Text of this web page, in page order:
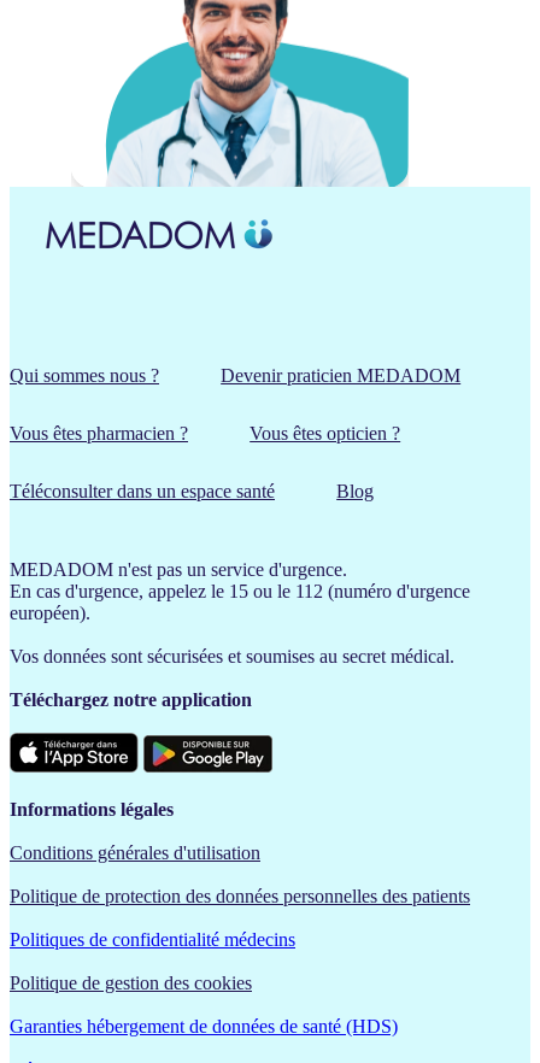
Qui sommes nous ? Devenir praticien MEDADOM
Vous êtes pharmacien ? Vous êtes opticien ?
Téléconsulter dans un espace santé Blog
MEDADOM n'est pas un service d'urgence.
En cas d'urgence, appelez le 15 ou le 112 (numéro d'urgence
européen).
Vos données sont sécurisées et soumises au secret médical.
Téléchargez notre application
Informations légales
Conditions générales d'utilisation
Politique de protection des données personnelles des patients
Politiques de confidentialité médecins
Politique de gestion des cookies
Garanties hébergement de données de santé (HDS)